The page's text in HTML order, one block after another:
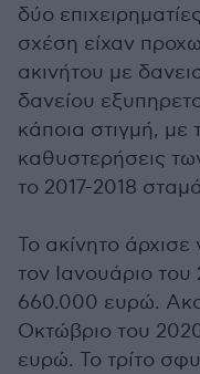
δύο
σχέση είχαν
ακινήτου με
δανείου
κάποια στιγμή, με
καθυστερήσεις
το 2017-2018
Το ακίνητο
τον Ιανουάριο του
660.000 ευρώ.
Οκτώβριο του
ευρώ. Το τρίτο